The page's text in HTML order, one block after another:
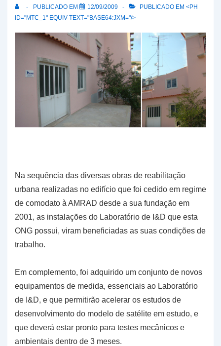
PUBLICADO EM 12/09/2009
PUBLICADO EM <PH
ID="MTC_1" EQUIV-TEXT="BASE64:JXM="/>
Na sequência das diversas obras de reabilitação
urbana realizadas no edifício que foi cedido em regime
de comodato à AMRAD desde a sua fundação em
2001, as instalações do Laboratório de I&D que esta
ONG possui, viram beneficiadas as suas condições de
trabalho.
Em complemento, foi adquirido um conjunto de novos
equipamentos de medida, essenciais ao Laboratório
de I&D, e que permitirão acelerar os estudos de
desenvolvimento do modelo de satélite em estudo, e
que deverá estar pronto para testes mecânicos e
ambientais dentro de 3 meses.